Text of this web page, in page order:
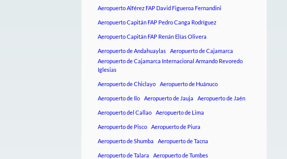
Aeropuerto Alférez FAP David Figueroa Fernandini
Aeropuerto Capitán FAP Pedro Canga Rodríguez
Aeropuerto Capitán FAP Renán Elías Olivera
Aeropuerto de Andahuaylas
Aeropuerto de Cajamarca
Aeropuerto de Cajamarca Internacional Armando Revoredo
Iglesias
Aeropuerto de Chiclayo Aeropuerto de Huánuco
Aeropuerto de Ilo Aeropuerto de Jauja Aeropuerto de Jaén
Aeropuerto del Callao Aeropuerto de Lima
Aeropuerto de Pisco Aeropuerto de Piura
Aeropuerto de Shumba Aeropuerto de Tacna
Aeropuerto de Talara Aeropuerto de Tumbes